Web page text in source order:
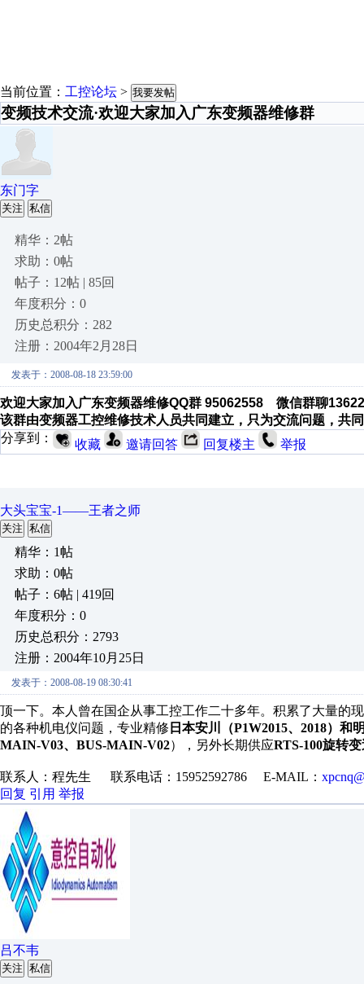
当前位置： 工控论坛 > 我要发帖
变频技术交流·欢迎大家加入广东变频器维修群
东门字
关注 私信
精华：2帖
求助：0帖
帖子：12帖 | 85回
年度积分：0
历史总积分：282
注册：2004年2月28日
发表于：2008-08-18 23:59:00
欢迎大家加入广东变频器维修QQ群 95062558 微信群聊
该群由变频器工控维修技术人员共同建立，只为交流问题，共
分享到：
收藏 邀请回答 回复楼主 举报
大头宝宝-1——王者之师
关注 私信
精华：1帖
求助：0帖
帖子：6帖 | 419回
年度积分：0
历史总积分：2793
注册：2004年10月25日
发表于：2008-08-19 08:30:41
顶一下。本人曾在国企从事工控工作二十多年。积累了大量的
的各种机电仪问题，专业精修 日本安川（P1W2015、2018）和
MAIN-V03、BUS-MAIN-V02），另外长期供应RTS-100旋转
联系人：程先生 联系电话：15952592786 E-MAIL：
回复 引用 举报
吕不韦
关注 私信